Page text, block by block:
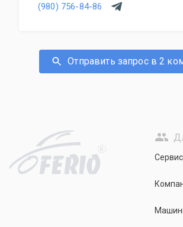
(980) 756-84-86
Отправить запрос в 2
R